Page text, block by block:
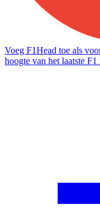
Voeg F1Head toe als
hoogte van het laatste